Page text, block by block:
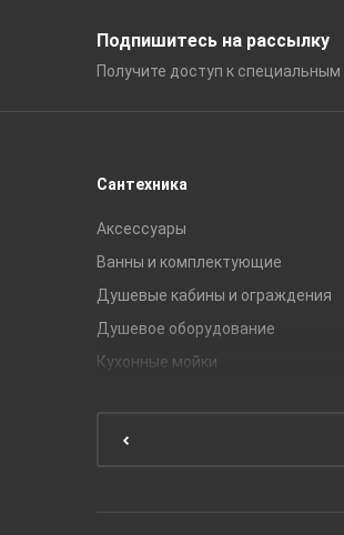
Подпишитесь на рассылку
Получите доступ к специальным
Сантехника
Аксессуары
Ванны и комплектующие
Душевые кабины и ограждения
Душевое оборудование
Кухонные мойки